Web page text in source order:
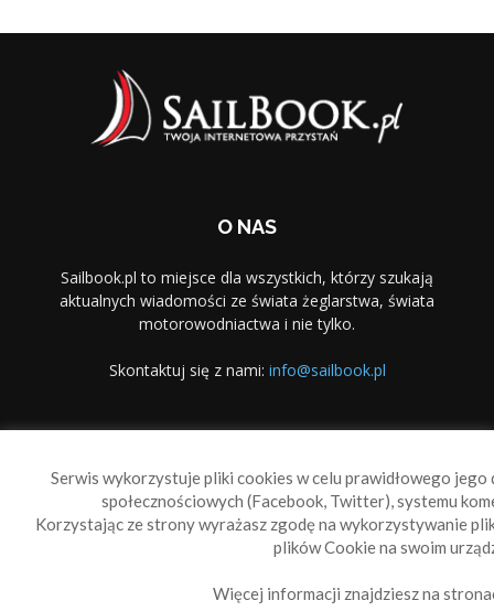
O NAS
Sailbook.pl to miejsce dla wszystkich, którzy szukają
aktualnych wiadomości ze świata żeglarstwa, świata
motorowodniactwa i nie tylko.
Skontaktuj się z nami: info@sailbook.pl
Reklama Polityka prywatności
Serwis wykorzystuje pliki cookies w celu prawidłowego
społecznościowych (Facebook, Twitter), systemu
Korzystając ze strony wyrażasz zgodę na wykorzystywanie
plików Cookie na swoim
Więcej informacji znajdziesz na